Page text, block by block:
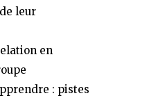
leur
en
: pistes